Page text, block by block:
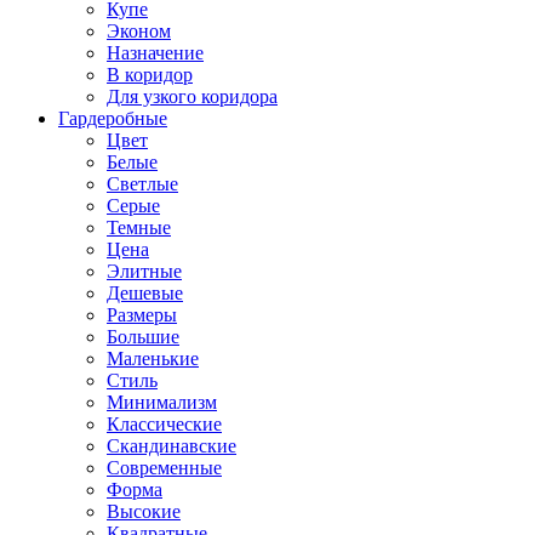
Купе
Эконом
Назначение
В коридор
Для узкого коридора
Гардеробные
Цвет
Белые
Светлые
Серые
Темные
Цена
Элитные
Дешевые
Размеры
Большие
Маленькие
Стиль
Минимализм
Классические
Скандинавские
Современные
Форма
Высокие